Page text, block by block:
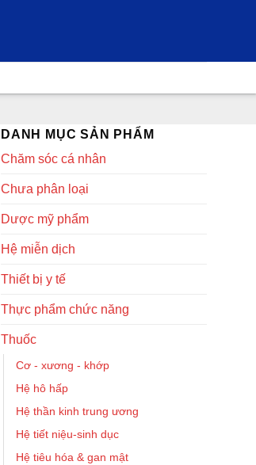
DANH MỤC SẢN PHẨM
Chăm sóc cá nhân
Chưa phân loại
Dược mỹ phẩm
Hệ miễn dịch
Thiết bị y tế
Thực phẩm chức năng
Thuốc
Cơ - xương - khớp
Hệ hô hấp
Hệ thần kinh trung ương
Hệ tiết niệu-sinh dục
Hệ tiêu hóa & gan mật